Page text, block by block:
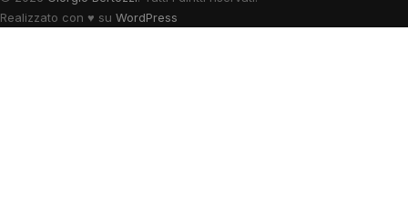
Realizzato con ♥ su WordPress